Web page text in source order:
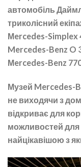
автомобіль
триколісний
Мercedes-Simplex
Mercedes-Benz O
Мercedes-Benz
Музей Mercedes-
не виходячи з
відкриває для
можливостей для
найцікавішою з